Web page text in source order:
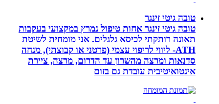
טובה גיטי זינגר
טובה גיטי זינגר אחות טיפול נמרץ במקצועי בעקבות
תאונה רותקתי לכיסא גלגלים. אני מומחית לשיטת
ATH- ליווי לריפוי עצמי (פרטני או קבוצתי), מנחה
סדנאות ומרצה מהשרון עד הדרום, מרצה, ציירת
אינטואיטיבית עובדת גם בזום